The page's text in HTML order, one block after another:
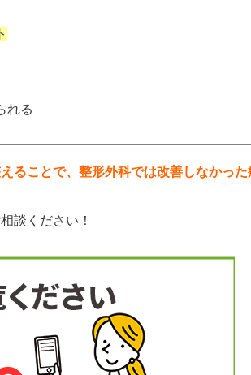
れる
ることで、整形外科では改善しなかっ
談ください！